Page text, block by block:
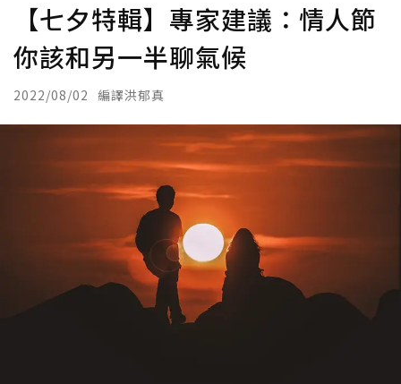
【七夕特輯】專家建議：情人節
你該和另一半聊氣候
2022/08/02 編譯洪郁真